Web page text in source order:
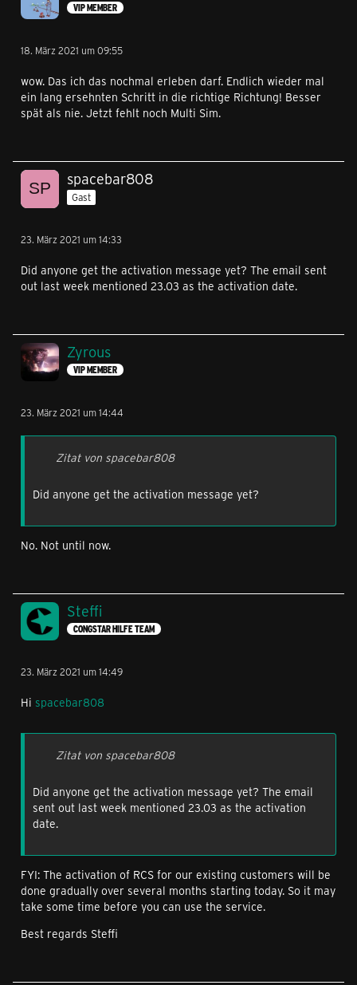
VIP MEMBER
18. März 2021 um 09:55
wow. Das ich das nochmal erleben darf. Endlich wieder mal
ein lang ersehnten Schritt in die richtige Richtung! Besser
spät als nie. Jetzt fehlt noch Multi Sim.
spacebar808
Gast
23. März 2021 um 14:33
Did anyone get the activation message yet? The email sent
out last week mentioned 23.03 as the activation date.
Zyrous
VIP MEMBER
23. März 2021 um 14:44
Zitat von spacebar808
Did anyone get the activation message yet?
No. Not until now.
Steffi
CONGSTAR HILFE TEAM
23. März 2021 um 14:49
Hi spacebar808
Zitat von spacebar808
Did anyone get the activation message yet? The email
sent out last week mentioned 23.03 as the activation
date.
FYI: The activation of RCS for our existing customers will be
done gradually over several months starting today. So it may
take some time before you can use the service.
Best regards Steffi